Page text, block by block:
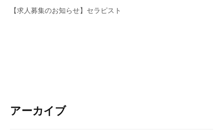
【求人募集のお知らせ】セラピスト
アーカイブ